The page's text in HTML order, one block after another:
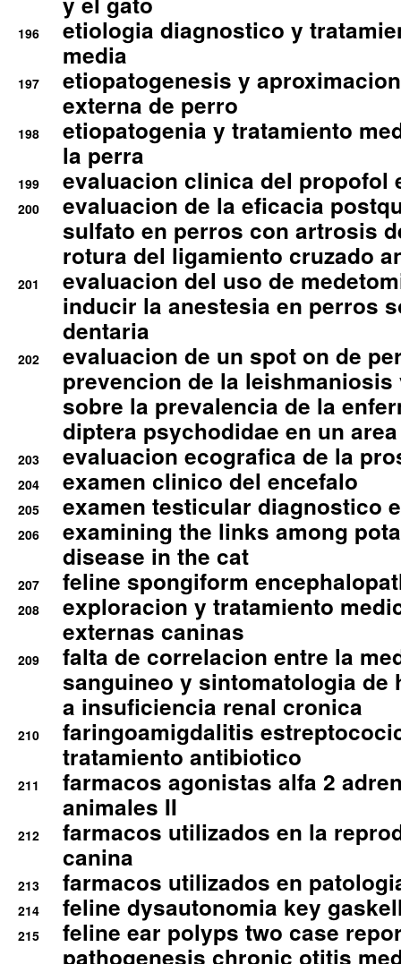
196
etiologia diagnostico y
media
197
etiopatogenesis y
externa de perro
198
etiopatogenia y tratamiento
la perra
199 evaluacion clinica del propofol
200
evaluacion de la eficacia
sulfato en perros con artrosis
rotura del ligamiento cruzado
201
evaluacion del uso de
inducir la anestesia en perros
dentaria
202
evaluacion de un spot on de
prevencion de la
sobre la prevalencia de la
diptera psychodidae en un
203 evaluacion ecografica de la
204 examen clinico del encefalo
205 examen testicular diagnostico
206
examining the links among
disease in the cat
207 feline spongiform
208
exploracion y tratamiento
externas caninas
209
falta de correlacion entre la
sanguineo y sintomatologia de
a insuficiencia renal cronica
210
faringoamigdalitis
tratamiento antibiotico
211
farmacos agonistas alfa 2
animales II
212
farmacos utilizados en la
canina
213 farmacos utilizados en
214 feline dysautonomia key
215
feline ear polyps two case
pathogenesis chronic otitis